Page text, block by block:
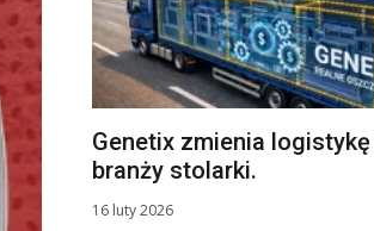
Genetix zmienia
branży stolarki.
16 luty 2026